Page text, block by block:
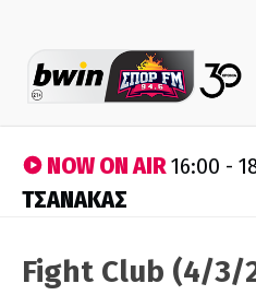
NOW ON AIR16:00 -
ΤΣΑΝΑΚΑΣ
Fight Club (4/3/